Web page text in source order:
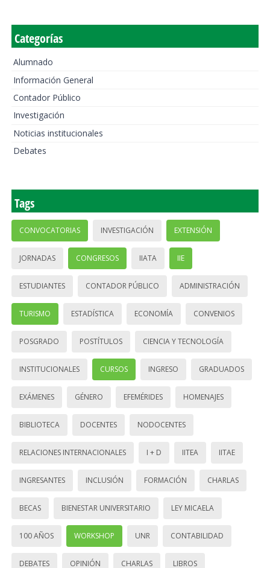
Categorías
Alumnado
Información General
Contador Público
Investigación
Noticias institucionales
Debates
Tags
CONVOCATORIAS INVESTIGACIÓN EXTENSIÓN
JORNADAS CONGRESOS IIATA IIE
ESTUDIANTES CONTADOR PÚBLICO ADMINISTRACIÓN
TURISMO ESTADÍSTICA ECONOMÍA CONVENIOS
POSGRADO POSTÍTULOS CIENCIA Y TECNOLOGÍA
INSTITUCIONALES CURSOS INGRESO GRADUADOS
EXÁMENES GÉNERO EFEMÉRIDES HOMENAJES
BIBLIOTECA DOCENTES NODOCENTES
RELACIONES INTERNACIONALES I + D IITEA IITAE
INGRESANTES INCLUSIÓN FORMACIÓN CHARLAS
BECAS BIENESTAR UNIVERSITARIO LEY MICAELA
100 AÑOS WORKSHOP UNR CONTABILIDAD
DEBATES OPINIÓN CHARLAS LIBROS